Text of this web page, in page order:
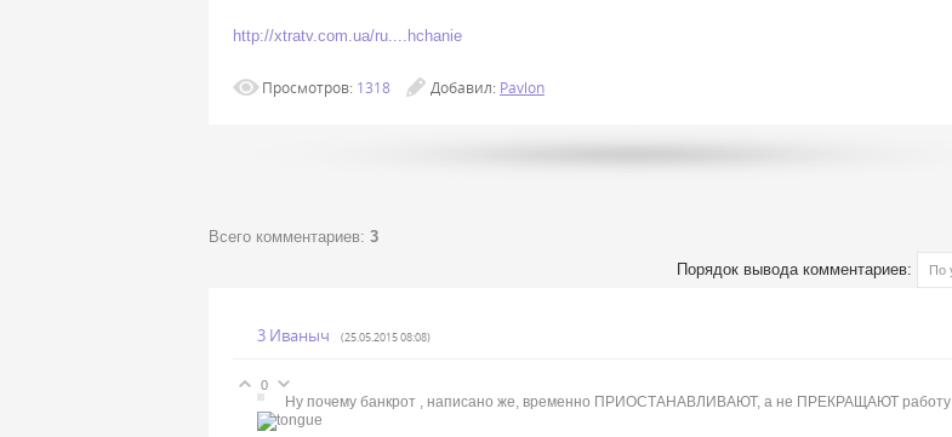
http://xtratv.com.ua/ru....hchanie
Просмотров: 1318 Добавил: Pavlon
Всего комментариев: 3
Порядок вывода комментариев:
3 Иваныч (25.05.2015 08:08)
0
Ну почему банкрот , написано же, временно ПРИОСТАНАВЛИВАЮТ, а не ПРЕКРАЩАЮТ работу